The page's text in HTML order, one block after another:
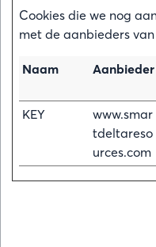
Cookies die we nog
met de aanbieders
Naam Aanbieder
KEY
www.smar
tdeltareso
urces.com